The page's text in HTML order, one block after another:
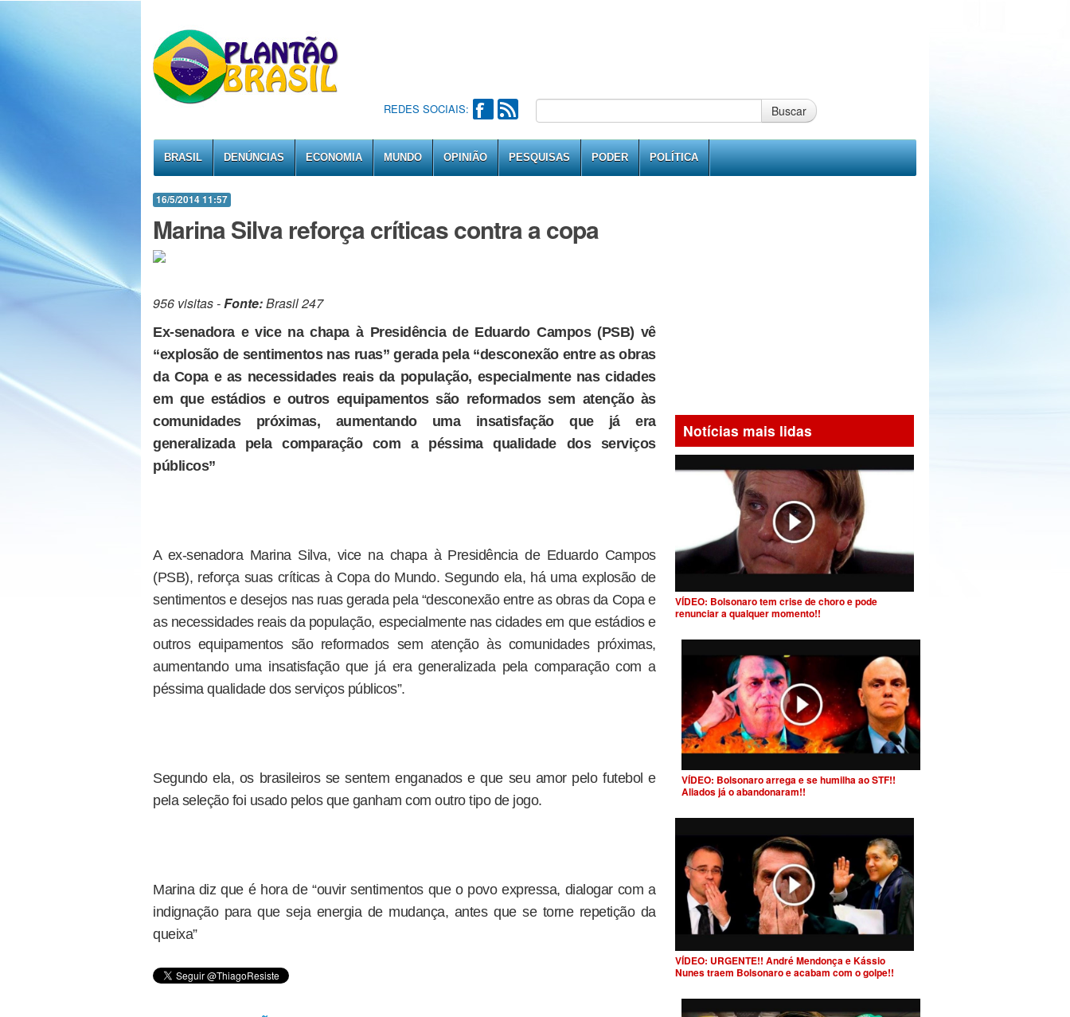
REDES SOCIAIS: Buscar
BRASIL DENÚNCIAS ECONOMIA MUNDO OPINIÃO PESQUISAS PODER POLÍTICA
16/5/2014 11:57
Marina Silva reforça críticas contra a copa
956 visitas -Fonte:Brasil 247
Ex-senadora e vice na chapa à Presidência de Eduardo Campos (PSB) vê
“explosão de sentimentos nas ruas” gerada pela “desconexão entre as obras
da Copa e as necessidades reais da população, especialmente nas cidades
em que estádios e outros equipamentos são reformados sem atenção às
comunidades próximas, aumentando uma insatisfação que já era
generalizada pela comparação com a péssima qualidade dos serviços
públicos”
A ex-senadora Marina Silva, vice na chapa à Presidência de Eduardo Campos
(PSB), reforça suas críticas à Copa do Mundo. Segundo ela, há uma explosão de
sentimentos e desejos nas ruas gerada pela “desconexão entre as obras da Copa e
as necessidades reais da população, especialmente nas cidades em que estádios e
outros equipamentos são reformados sem atenção às comunidades próximas,
aumentando uma insatisfação que já era generalizada pela comparação com a
péssima qualidade dos serviços públicos”.
Segundo ela, os brasileiros se sentem enganados e que seu amor pelo futebol e
pela seleção foi usado pelos que ganham com outro tipo de jogo.
Marina diz que é hora de “ouvir sentimentos que o povo expressa, dialogar com a
indignação para que seja energia de mudança, antes que se torne repetição da
queixa”
Notícias mais lidas
VÍDEO: Bolsonaro tem crise de choro e pode
renunciar a qualquer momento!!
VÍDEO: Bolsonaro arrega e se humilha ao STF!!
Aliados já o abandonaram!!
VÍDEO: URGENTE!! André Mendonça e Kássio
Nunes traem Bolsonaro e acabam com o golpe!!